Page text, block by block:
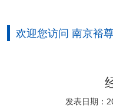
欢迎您访问 南京裕
发表日期：